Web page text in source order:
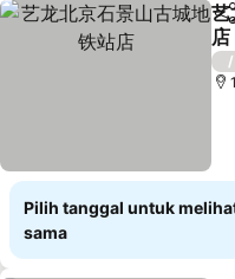
艺
店
/
Pilih tanggal untuk
sama